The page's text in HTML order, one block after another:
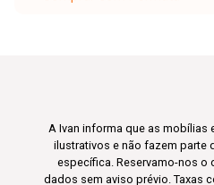
A Ivan informa que as mobílias
ilustrativos e não fazem parte
específica. Reservamo-nos o
dados sem aviso prévio. Taxas